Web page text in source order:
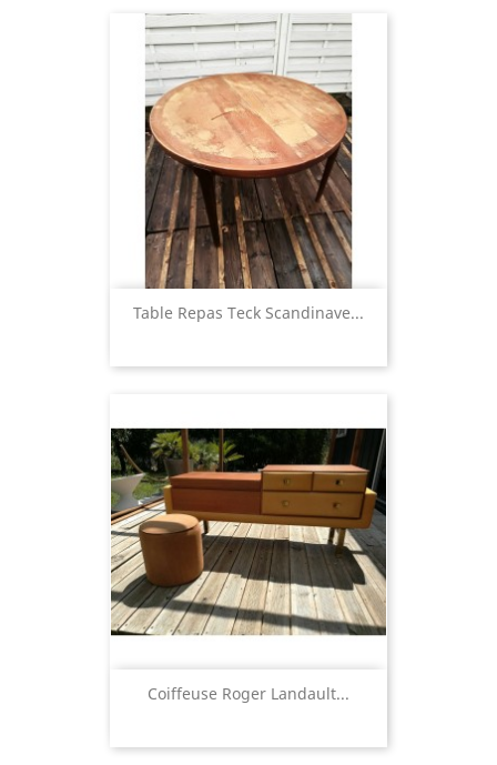
Table Repas Teck Scandinave...
Coiffeuse Roger Landault...